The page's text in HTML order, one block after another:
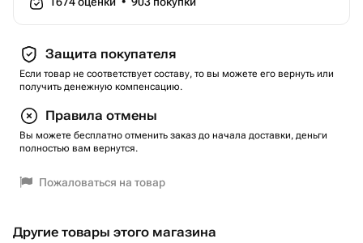
Защита покупателя
Если товар не соответствует составу, то вы можете его вернуть или
получить денежную компенсацию.
Правила отмены
Вы можете бесплатно отменить заказ до начала доставки, деньги
полностью вам вернутся.
Пожаловаться на товар
Другие товары этого магазина